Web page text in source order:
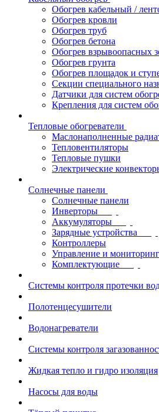
Обогрев кабельный /
Обогрев кровли
Обогрев труб
Обогрев бетона
Обогрев взрывоопасных
Обогрев грунта
Обогрев площадок и
Секции специального
Датчики для систем
Крепления для систем
Тепловые обогреватели
Маслонаполненные
Тепловентиляторы
Тепловые пушки
Электрические
Солнечные панели
Солнечные панели
Инверторы
Аккумуляторы
Зарядные устройства
Контроллеры
Управление и мониторинг
Комплектующие
Системы контроля протечки
Полотенцесушители
Водонагреватели
Системы контроля
Жидкая тепло и гидро изоляция
Насосы для воды